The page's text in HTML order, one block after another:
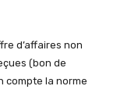
d’affaires non
(bon de
compte la norme